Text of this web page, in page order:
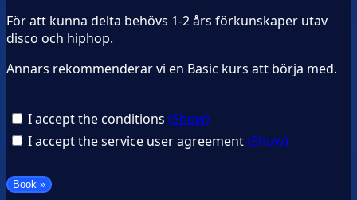
För att kunna delta behövs 1-2 års förkunskaper utav
disco och hiphop.
Annars rekommenderar vi en Basic kurs att börja med.
I accept the conditions (Show)
I accept the service user agreement(Show)